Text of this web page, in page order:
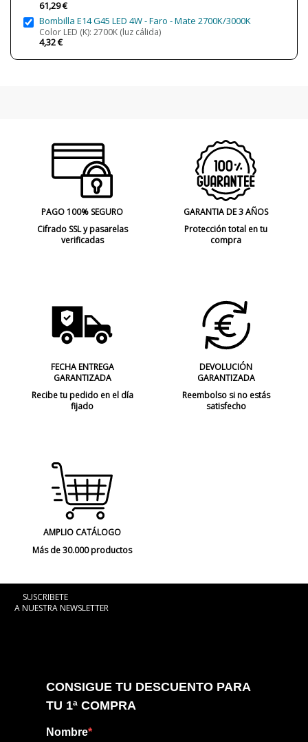
Certificados
CE
Uso
61,29 €
Bombilla E14 G45 LED 4W - Faro - Mate 2700K/3000K
Color LED (K): 2700K (luz cálida)
4,32 €
PAGO 100% SEGURO
Cifrado SSL y pasarelas
verificadas
GARANTIA DE 3 AÑOS
Protección total en tu
compra
FECHA ENTREGA
GARANTIZADA
Recibe tu pedido en el día
fijado
DEVOLUCIÓN
GARANTIZADA
Reembolso si no estás
satisfecho
AMPLIO CATÁLOGO
Más de 30.000 productos
SUSCRIBETE
A NUESTRA NEWSLETTER